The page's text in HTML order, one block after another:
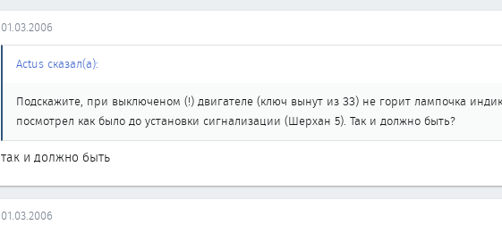
01.03.2006
Actus сказал(а):
Подскажите, при выключеном (!) двигателе (ключ вынут из ЗЗ) не горит лампочка
посмотрел как было до установки сигнализации (Шерхан 5). Так и должно быть?
так и должно быть
01.03.2006